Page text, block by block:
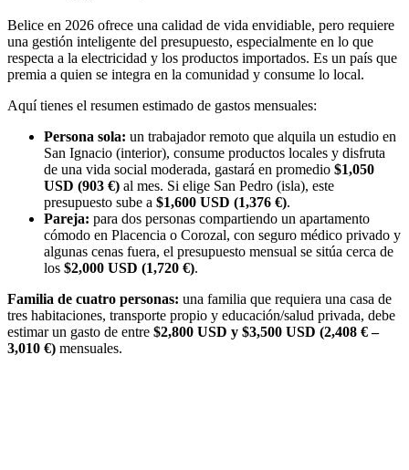
Belice en 2026 ofrece una calidad de vida envidiable, pero requiere
una gestión inteligente del presupuesto, especialmente en lo que
respecta a la electricidad y los productos importados. Es un país que
premia a quien se integra en la comunidad y consume lo local.
Aquí tienes el resumen estimado de gastos mensuales:
Persona sola: un trabajador remoto que alquila un estudio en
San Ignacio (interior), consume productos locales y disfruta
de una vida social moderada, gastará en promedio $1,050
USD (903 €) al mes. Si elige San Pedro (isla), este
presupuesto sube a $1,600 USD (1,376 €).
Pareja: para dos personas compartiendo un apartamento
cómodo en Placencia o Corozal, con seguro médico privado y
algunas cenas fuera, el presupuesto mensual se sitúa cerca de
los $2,000 USD (1,720 €).
Familia de cuatro personas: una familia que requiera una casa de
tres habitaciones, transporte propio y educación/salud privada, debe
estimar un gasto de entre $2,800 USD y $3,500 USD (2,408 € –
3,010 €) mensuales.